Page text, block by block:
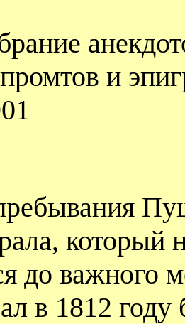
и
до важного
в 1812